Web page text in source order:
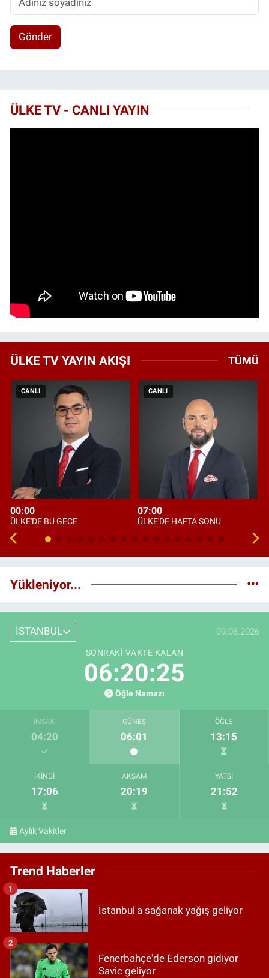
Gönder
ÜLKE TV - CANLI YAYIN
ÜLKE TV YAYIN AKIŞI TÜMÜ
CANLI
00:00
ÜLKE'DE BU GECE
CANLI
07:00
ÜLKE'DE HAFTA SONU
Yükleniyor...
İSTANBUL 09.08.2026
SONRAKI VAKTE KALAN
06:20:24
Öğle Namazı
İMSAK
04:20
GÜNEŞ
06:01
ÖĞLE
13:15
İKINDI
17:06
AKŞAM
20:19
YATSI
21:52
Aylık Vakitler
Trend Haberler
İstanbul'a sağanak yağış geliyor
1
Fenerbahçe'de Ederson gidiyor
Savic geliyor
2